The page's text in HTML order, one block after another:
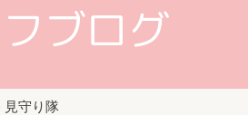
ブログ
見守り隊